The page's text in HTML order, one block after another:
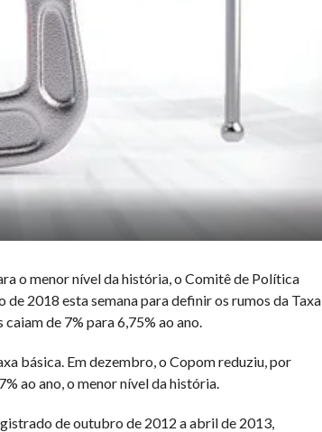
o menor nível da história, o Comitê de Política
2018 esta semana para definir os rumos da Taxa
de 7% para 6,75% ao ano.
básica. Em dezembro, o Copom reduziu, por
ao ano, o menor nível da história.
de outubro de 2012 a abril de 2013,